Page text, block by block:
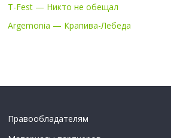
T-Fest — Никто не обещал
Argemonia — Крапива-Лебеда
Правообладателям